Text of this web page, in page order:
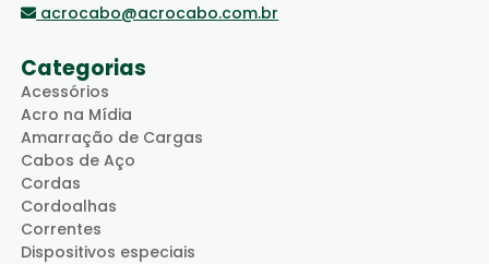
acrocabo@acrocabo.com.br
Categorias
Acessórios
Acro na Mídia
Amarração de Cargas
Cabos de Aço
Cordas
Cordoalhas
Correntes
Dispositivos especiais